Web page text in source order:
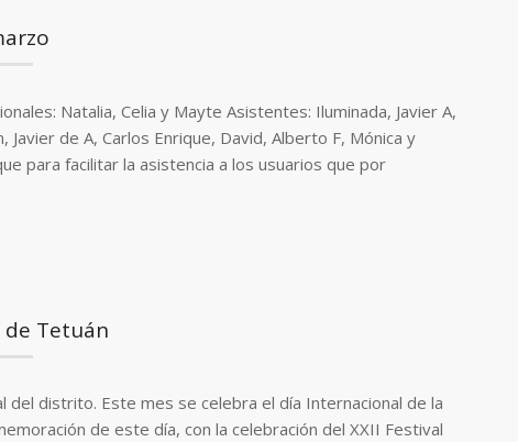
Natalia, Celia y Mayte Asistentes: Iluminada, Javier A,
Javier de A, Carlos Enrique, David, Alberto F, Mónica y
para facilitar la asistencia a los usuarios que por
Tetuán
distrito. Este mes se celebra el día Internacional de la
de este día, con la celebración del XXII Festival